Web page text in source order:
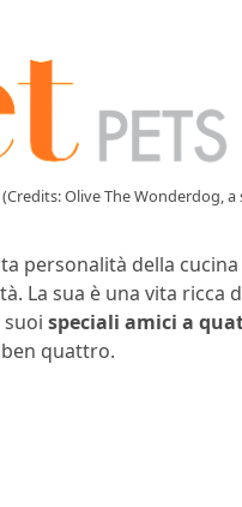
Olive The Wonderdog,
personalità della
La sua è una vita ricca
speciali amici a
quattro.